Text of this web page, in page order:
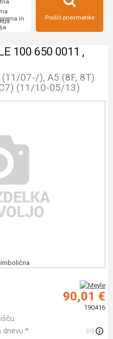
in
Poišči pnevmatike
100 650 0011 ,
(11/07-/), A5 (8F, 8T)
(11/10-05/13)
90,01 €
190416
dnevu *